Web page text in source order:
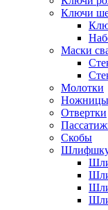
Ключи
Маски
Молотки
Ножницы
Отвертки
Скобы